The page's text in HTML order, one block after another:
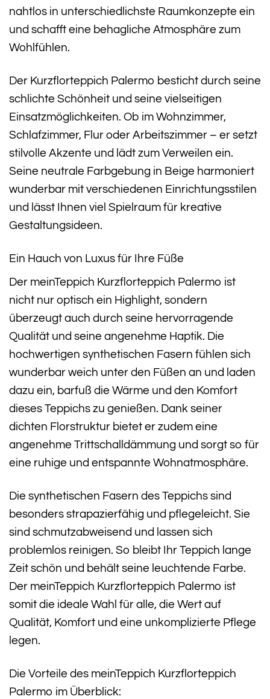
nahtlos in unterschiedlichste Raumkonzepte ein
und schafft eine behagliche Atmosphäre zum
Wohlfühlen.
Der Kurzflorteppich Palermo besticht durch seine
schlichte Schönheit und seine vielseitigen
Einsatzmöglichkeiten. Ob im Wohnzimmer,
Schlafzimmer, Flur oder Arbeitszimmer – er setzt
stilvolle Akzente und lädt zum Verweilen ein.
Seine neutrale Farbgebung in Beige harmoniert
wunderbar mit verschiedenen Einrichtungsstilen
und lässt Ihnen viel Spielraum für kreative
Gestaltungsideen.
Ein Hauch von Luxus für Ihre Füße
Der meinTeppich Kurzflorteppich Palermo ist
nicht nur optisch ein Highlight, sondern
überzeugt auch durch seine hervorragende
Qualität und seine angenehme Haptik. Die
hochwertigen synthetischen Fasern fühlen sich
wunderbar weich unter den Füßen an und laden
dazu ein, barfuß die Wärme und den Komfort
dieses Teppichs zu genießen. Dank seiner
dichten Florstruktur bietet er zudem eine
angenehme Trittschalldämmung und sorgt so für
eine ruhige und entspannte Wohnatmosphäre.
Die synthetischen Fasern des Teppichs sind
besonders strapazierfähig und pflegeleicht. Sie
sind schmutzabweisend und lassen sich
problemlos reinigen. So bleibt Ihr Teppich lange
Zeit schön und behält seine leuchtende Farbe.
Der meinTeppich Kurzflorteppich Palermo ist
somit die ideale Wahl für alle, die Wert auf
Qualität, Komfort und eine unkomplizierte Pflege
legen.
Die Vorteile des meinTeppich Kurzflorteppich
Palermo im Überblick: